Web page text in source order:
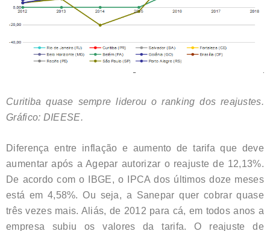
Curitiba quase sempre liderou o ranking dos reajustes.
Gráfico: DIEESE.
Diferença entre inflação e aumento de tarifa que deve
aumentar após a Agepar autorizar o reajuste de 12,13%.
De acordo com o IBGE, o IPCA dos últimos doze meses
está em 4,58%. Ou seja, a Sanepar quer cobrar quase
três vezes mais. Aliás, de 2012 para cá, em todos anos a
empresa subiu os valores da tarifa. O reajuste de